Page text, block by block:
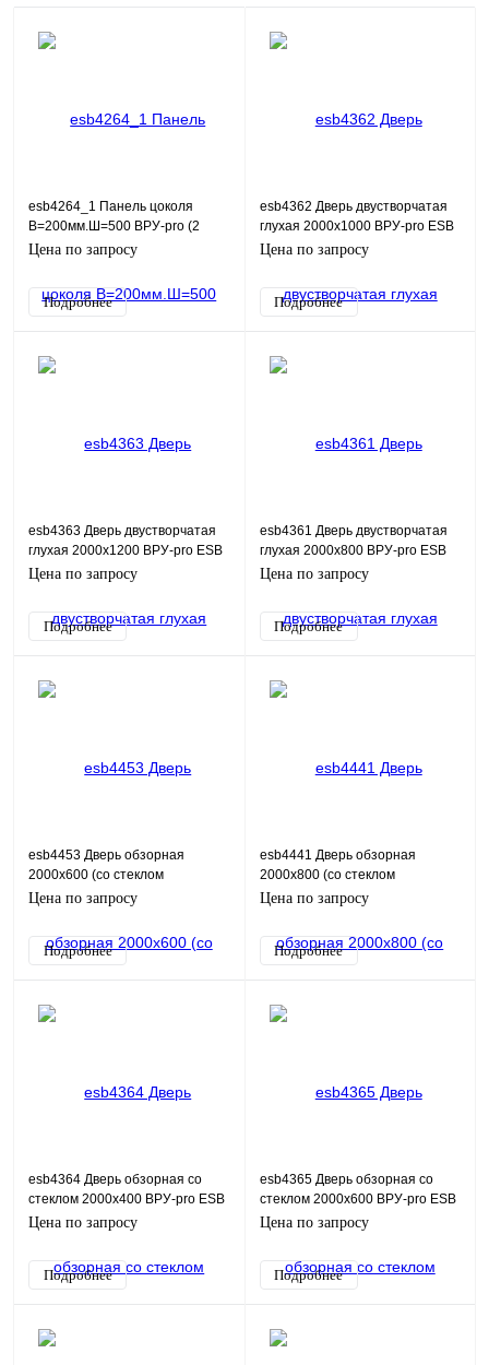
esb4264_1 Панель цоколя
В=200мм.Ш=500 ВРУ-pro (2
шт.компл) ESB
Цена по запросу
Подробнее
esb4362 Дверь двустворчатая
глухая 2000х1000 ВРУ-pro ESB
Цена по запросу
Подробнее
esb4363 Дверь двустворчатая
глухая 2000х1200 ВРУ-pro ESB
Цена по запросу
Подробнее
esb4361 Дверь двустворчатая
глухая 2000х800 ВРУ-pro ESB
Цена по запросу
Подробнее
esb4453 Дверь обзорная
2000х600 (со стеклом
650х350х4) ВРУ-pro ESB
Цена по запросу
Подробнее
esb4441 Дверь обзорная
2000х800 (со стеклом
650х550х4) ВРУ-pro ESB
Цена по запросу
Подробнее
esb4364 Дверь обзорная со
стеклом 2000х400 ВРУ-pro ESB
Цена по запросу
Подробнее
esb4365 Дверь обзорная со
стеклом 2000х600 ВРУ-pro ESB
Цена по запросу
Подробнее